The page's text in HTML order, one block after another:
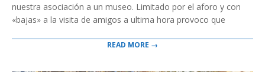
nuestra asociación a un museo. Limitado por el aforo y con
«bajas» a la visita de amigos a ultima hora provoco que
READ MORE →